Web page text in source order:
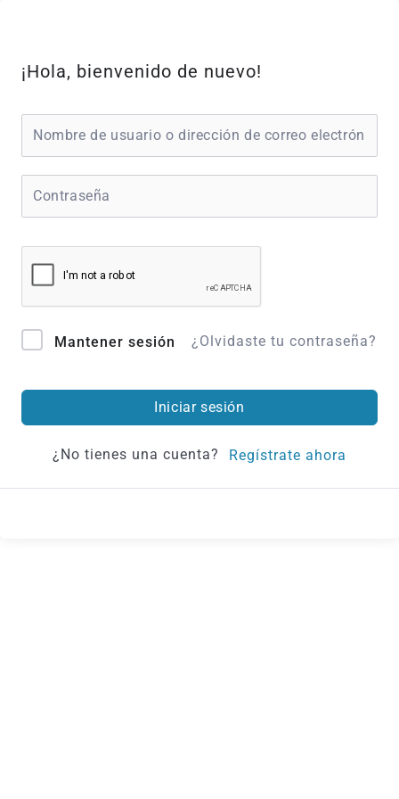
contenido
¡Hola, bienvenido de nuevo!
Mantener sesión ¿Olvidaste tu contraseña?
Iniciar sesión
¿No tienes una cuenta? Regístrate ahora